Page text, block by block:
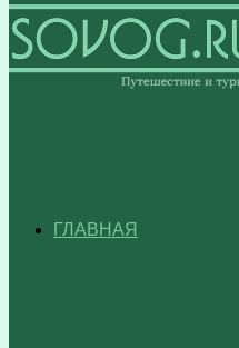
ГЛАВНАЯ